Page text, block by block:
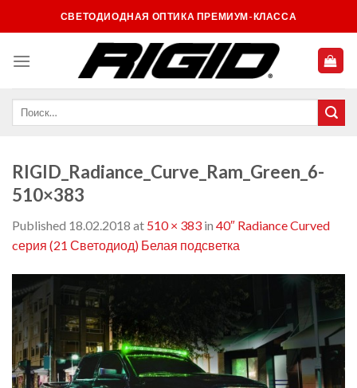
to
СВЕТОДИОДНАЯ ОПТИКА ПРЕМИУМ-КЛАССА
RIGID_Radiance_Curve_Ram_Green_6-
510×383
Published 18.02.2018 at 510 × 383 in 40″ Radiance Curved
cерия (21 Светодиод) Белая подсветка